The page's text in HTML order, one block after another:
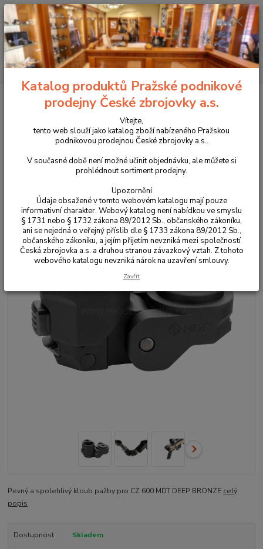
Menu
Hledat
+420 225 375 800
Novinky v sortimentu prodejny
MDT kloub pažby pro CZ 600 MDT
DEEP BRONZE
MDT kloub pažby pro CZ 600
MDT DEEP BRONZE
Pevný a spolehlivý kloub pažby pro CZ 600 MDT DEEP BRONZE celý
popis
Dostupnost Skladem
Katalog produktů Pražské podnikové
prodejny České zbrojovky a.s.
Vítejte,
tento web slouží jako katalog zboží nabízeného Pražskou
podnikovou prodejnou České zbrojovky a.s..
V současné době není možné učinit objednávku, ale můžete si
prohlédnout sortiment prodejny.
Upozornění
Údaje obsažené v tomto webovém katalogu mají pouze
informativní charakter. Webový katalog není nabídkou ve smyslu
§ 1731 nebo § 1732 zákona 89/2012 Sb., občanského zákoníku,
ani se nejedná o veřejný příslib dle § 1733 zákona 89/2012 Sb.,
občanského zákoníku, a jejím přijetím nevzniká mezi společností
Česká zbrojovka a.s. a druhou stranou závazkový vztah. Z tohoto
webového katalogu nevzniká nárok na uzavření smlouvy.
Zavřít